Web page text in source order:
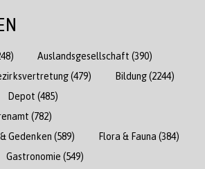
Auslandsgesellschaft (390)
(479) Bildung(2244)
Depot (485)
(782)
Gedenken (589) Flora & Fauna (384)
Gastronomie (549)